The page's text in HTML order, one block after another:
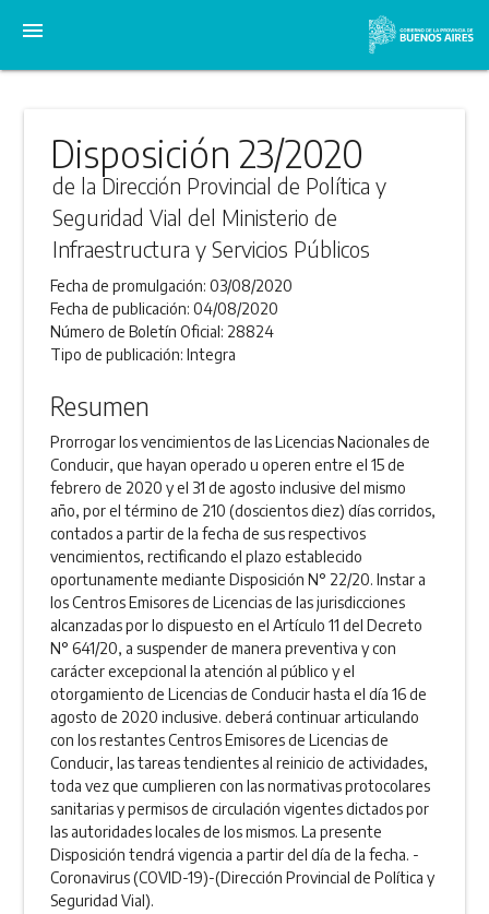
menu
Disposición 23/2020
de la Dirección Provincial de Política y
Seguridad Vial del Ministerio de
Infraestructura y Servicios Públicos
Fecha de promulgación:03/08/2020
Fecha de publicación:04/08/2020
Número de Boletín Oficial: 28824
Tipo de publicación:Integra
Resumen
Prorrogar los vencimientos de las Licencias Nacionales de
Conducir, que hayan operado u operen entre el 15 de
febrero de 2020 y el 31 de agosto inclusive del mismo
año, por el término de 210 (doscientos diez) días corridos,
contados a partir de la fecha de sus respectivos
vencimientos, rectificando el plazo establecido
oportunamente mediante Disposición N° 22/20. Instar a
los Centros Emisores de Licencias de las jurisdicciones
alcanzadas por lo dispuesto en el Artículo 11 del Decreto
N° 641/20, a suspender de manera preventiva y con
carácter excepcional la atención al público y el
otorgamiento de Licencias de Conducir hasta el día 16 de
agosto de 2020 inclusive. deberá continuar articulando
con los restantes Centros Emisores de Licencias de
Conducir, las tareas tendientes al reinicio de actividades,
toda vez que cumplieren con las normativas protocolares
sanitarias y permisos de circulación vigentes dictados por
las autoridades locales de los mismos. La presente
Disposición tendrá vigencia a partir del día de la fecha. -
Coronavirus (COVID-19)-(Dirección Provincial de Política y
Seguridad Vial).